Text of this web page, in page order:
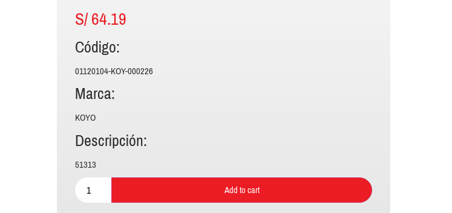
S/64.19
Código:
01120104-KOY-000226
Marca:
KOYO
Descripción:
51313
Add to cart